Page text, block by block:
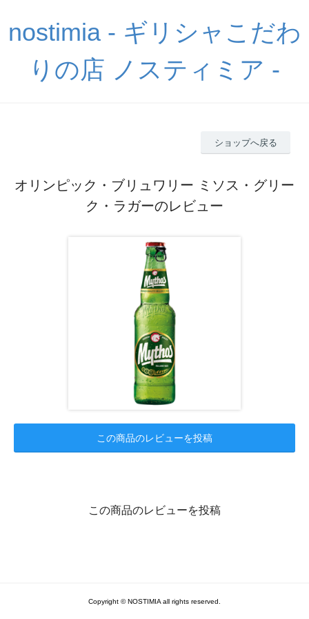
nostimia - ギリシャこだわ
りの店 ノスティミア -
ショップへ戻る
オリンピック・ブリュワリー ミソス・グリー
ク・ラガーのレビュー
この商品のレビューを投稿
この商品のレビューを投稿
Copyright © NOSTIMIA all rights reserved.